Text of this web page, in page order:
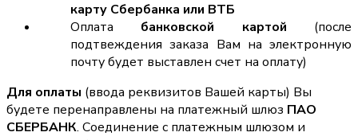
карту Сбербанка или ВТБ
Оплата банковской картой (после
подтвеждения заказа Вам на электронную
почту будет выставлен счет на оплату)
Для оплаты (ввода реквизитов Вашей карты) Вы
будете перенаправлены на платежный шлюз ПАО
СБЕРБАНК. Соединение с платежным шлюзом и